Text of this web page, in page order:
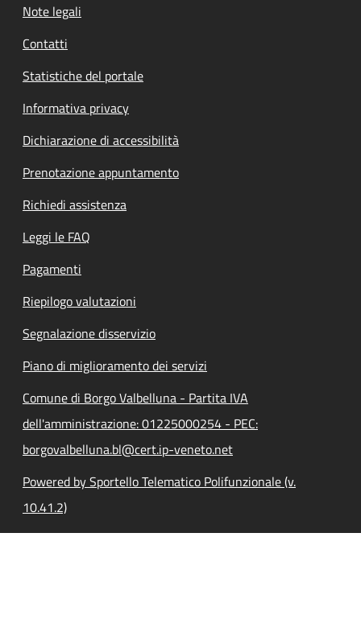
Note legali
Contatti
Statistiche del portale
Informativa privacy
Dichiarazione di accessibilità
Prenotazione appuntamento
Richiedi assistenza
Leggi le FAQ
Pagamenti
Riepilogo valutazioni
Segnalazione disservizio
Piano di miglioramento dei servizi
Comune di Borgo Valbelluna - Partita IVA
dell'amministrazione: 01225000254 - PEC:
borgovalbelluna.bl@cert.ip-veneto.net
Powered by Sportello Telematico Polifunzionale (v.
10.41.2)